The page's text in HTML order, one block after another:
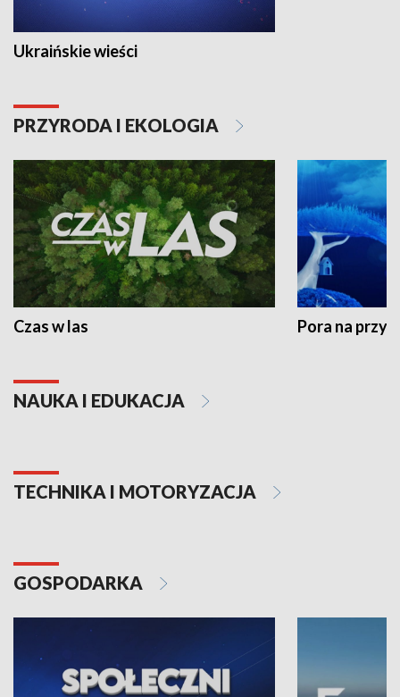
Ukraińskie wieści
PRZYRODA I EKOLOGIA
Czas w las Pora na
NAUKA I EDUKACJA
TECHNIKA I MOTORYZACJA
GOSPODARKA